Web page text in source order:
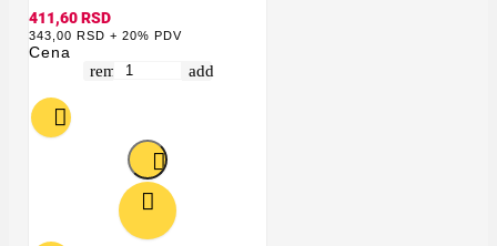
411,60 RSD
343,00 RSD + 20% PDV
Cena
remove
add


